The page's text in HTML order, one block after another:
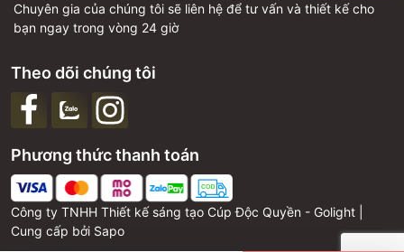
Chuyên gia của chúng tôi sẽ liên hệ để tư vấn và thiết kế cho
bạn ngay trong vòng 24 giờ
Công ty TNHH Thiết kế sáng tạo Cúp Độc Quyền - Golight |
Cung cấp bởi Sapo
Phương thức thanh toán
Theo dõi chúng tôi